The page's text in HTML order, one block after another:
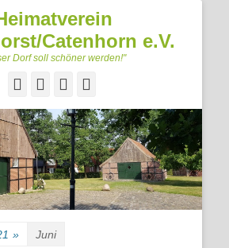
Catenhorn e.V.
Dorf soll schöner werden!"
FacebookGoogleplus
» Juni